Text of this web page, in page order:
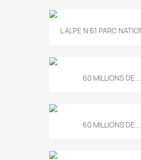
L ALPE N 61 PARC
60 MILLIONS DE...
60 MILLIONS DE...